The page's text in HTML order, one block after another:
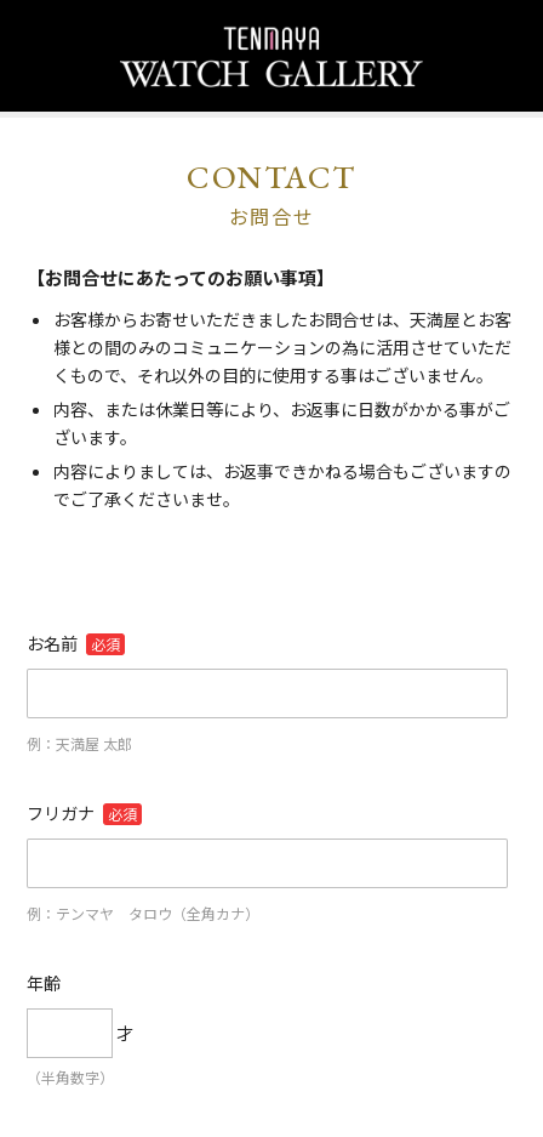
CONTACT
お問合せ
【お問合せにあたってのお願い事項】
お客様からお寄せいただきましたお問合せは、天満屋とお客
様との間のみのコミュニケーションの為に活用させていただ
くもので、それ以外の目的に使用する事はございません。
内容、または休業日等により、お返事に日数がかかる事がご
ざいます。
内容によりましては、お返事できかねる場合もございますの
でご了承くださいませ。
お名前 必須
例：天満屋 太郎
フリガナ 必須
例：テンマヤ タロウ（全角カナ）
年齢
才
（半角数字）